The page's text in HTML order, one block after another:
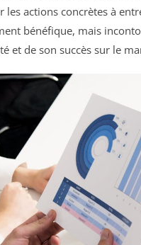
actions concrètes à
bénéfique, mais
et de son succès sur le